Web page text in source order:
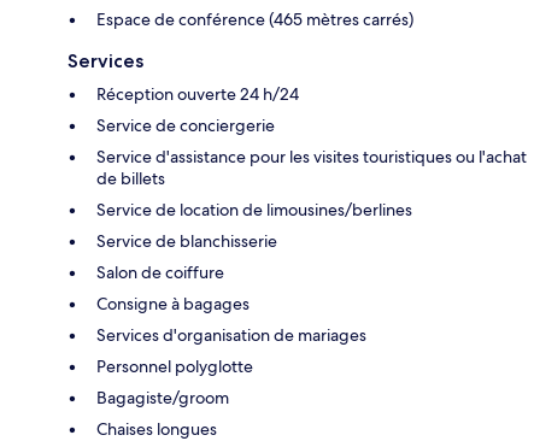
Espace de conférence (465 mètres carrés)
Services
Réception ouverte 24 h/24
Service de conciergerie
Service d'assistance pour les visites touristiques ou l'achat
de billets
Service de location de limousines/berlines
Service de blanchisserie
Salon de coiffure
Consigne à bagages
Services d'organisation de mariages
Personnel polyglotte
Bagagiste/groom
Chaises longues